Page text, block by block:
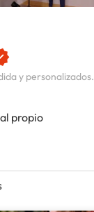
y personalizados.
propio